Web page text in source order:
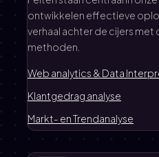
ontwikkelen effectieve
verhaal achter de cijers
methoden.
Web analytics & Data
Klantgedrag analyse
Markt- en Trendanalyse